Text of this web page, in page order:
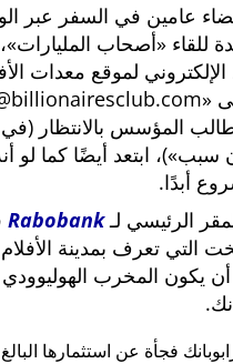
عامين في السفر عبر
للقاء
أصحاب المليارات
الإلكتروني لموقع معدات
طالب المؤسس بالانتظار (في
سبب )، ابتعد أيضًا كما لو
أبدًا.
الرئيسي لـRabobank
التي تعرف بمدينة
يكون المخرب
فجأة عن استثمارها البالغ 45,000 يورو